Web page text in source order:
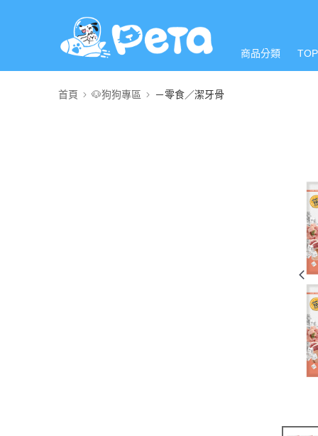
商品分類
首頁 🐶狗狗專區 －零食／潔牙骨